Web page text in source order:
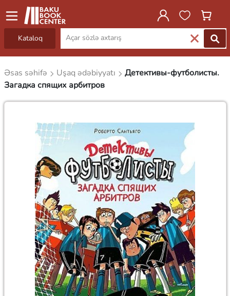
Kataloq
Əsas səhifə Uşaq ədəbiyyatı
Детективы-футболисты.
Загадка спящих арбитров